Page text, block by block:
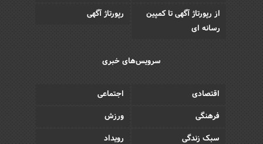
از رپورتاژ آگهی تا کمپین
رسانه ای
رپورتاژ آگهی
سرویس‌های خبری
اقتصادی
اجتماعی
فرهنگی
ورزش
سبک زندگی
رویداد